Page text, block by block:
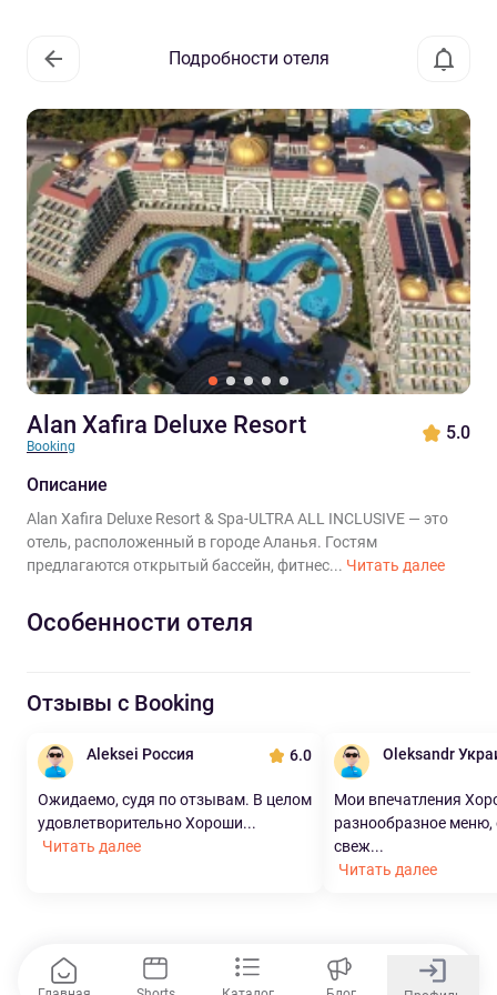
Подробности отеля
Alan Xafira Deluxe Resort
Booking
5.0
Описание
Alan Xafira Deluxe Resort & Spa-ULTRA ALL INCLUSIVE — это
отель, расположенный в городе Аланья. Гостям
предлагаются открытый бассейн, фитнес... Читать далее
Особенности отеля
Отзывы с Booking
Aleksei Россия 6.0
Ожидаемо, судя по отзывам. В целом
удовлетворительно Хороши...
Читать далее
Oleksandr
Мои впечатления
разнообразное меню,
свеж...
Читать далее